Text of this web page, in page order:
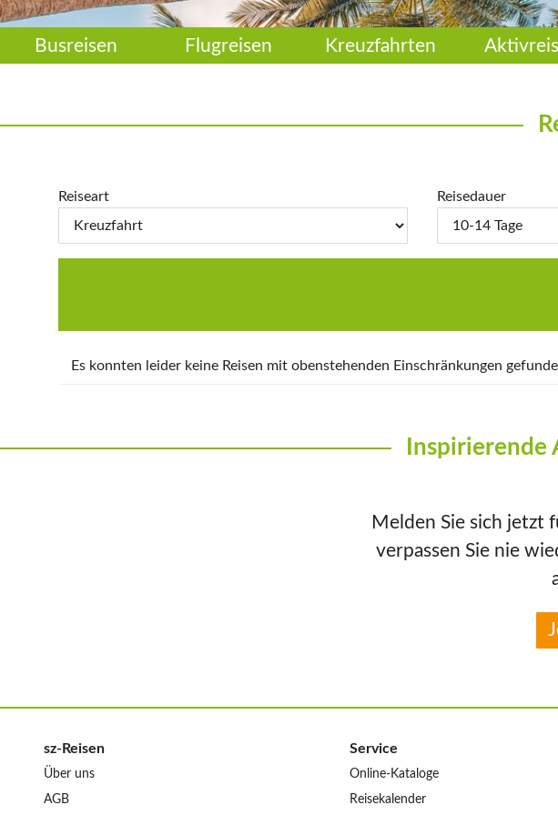
Busreisen Flugreisen Kreuzfahrten
Reiseart Reisedauer
Es konnten leider keine Reisen mit obenstehenden Einschränkungen
Melden Sie sich jetzt
verpassen Sie nie
sz-Reisen
Über uns
AGB
Service
Online-Kataloge
Reisekalender